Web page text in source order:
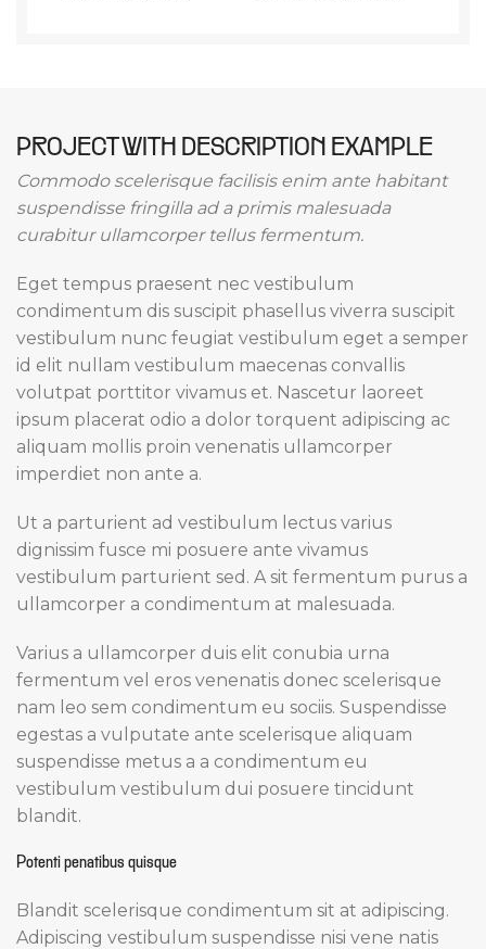
PROJECT WITH DESCRIPTION EXAMPLE
Commodo scelerisque facilisis enim ante habitant
suspendisse fringilla ad a primis malesuada
curabitur ullamcorper tellus fermentum.
Eget tempus praesent nec vestibulum
condimentum dis suscipit phasellus viverra suscipit
vestibulum nunc feugiat vestibulum eget a semper
id elit nullam vestibulum maecenas convallis
volutpat porttitor vivamus et. Nascetur laoreet
ipsum placerat odio a dolor torquent adipiscing ac
aliquam mollis proin venenatis ullamcorper
imperdiet non ante a.
Ut a parturient ad vestibulum lectus varius
dignissim fusce mi posuere ante vivamus
vestibulum parturient sed. A sit fermentum purus a
ullamcorper a condimentum at malesuada.
Varius a ullamcorper duis elit conubia urna
fermentum vel eros venenatis donec scelerisque
nam leo sem condimentum eu sociis. Suspendisse
egestas a vulputate ante scelerisque aliquam
suspendisse metus a a condimentum eu
vestibulum vestibulum dui posuere tincidunt
blandit.
Potenti penatibus quisque
Blandit scelerisque condimentum sit at adipiscing.
Adipiscing vestibulum suspendisse nisi vene natis